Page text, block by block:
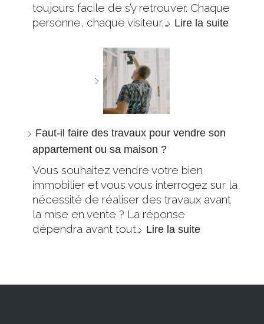
toujours facile de s’y retrouver. Chaque
personne, chaque visiteur,… Lire la suite
Faut-il faire des travaux pour vendre son
appartement ou sa maison ?
Vous souhaitez vendre votre bien
immobilier et vous vous interrogez sur la
nécessité de réaliser des travaux avant
la mise en vente ? La réponse
dépendra avant tout… Lire la suite